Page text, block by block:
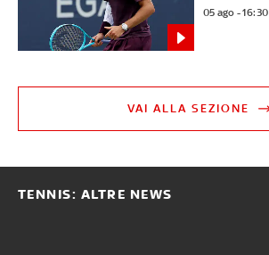
05 ago - 16:30
VAI ALLA SEZIONE
TENNIS: ALTRE NEWS